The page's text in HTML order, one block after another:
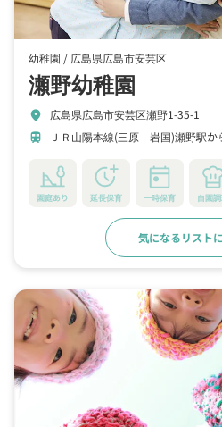
幼稚園 / 広島県広島市安芸区
瀬野幼稚園
location_on 広島県広島市安芸区瀬野1-35-1
train ＪＲ山陽本線(三原－岩国)瀬野駅
園庭あり 延長保育 一時保育 自園
気になるリスト